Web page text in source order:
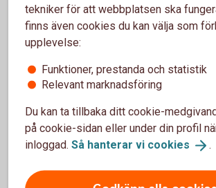
Ansök online med
Som kund i Sparbanken i Karlshamn kan
När du ansöker tar vi en kreditupplysning
bedömning av din ekonomi. Har vi inga
så fort som möjligt. Blir du erbjuden ett
handlingarna och sedan signera med ditt
få pengarna insatta på ditt konto.
Ansök om Privatlånonline
tekniker för att webbplatsen ska
finns även cookies du kan välja som
upplevelse:
Funktioner, prestanda och statistik
Relevant marknadsföring
Du kan ta tillbaka ditt cookie-
på cookie-sidan eller under din profil
inloggad. Så hanterar vi cookies .